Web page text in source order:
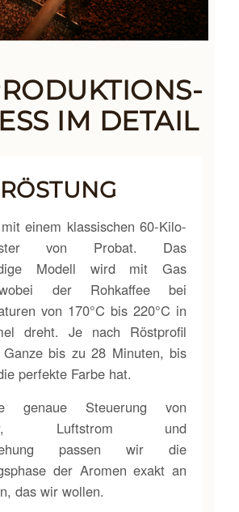
IM DETAIL
einem klassischen 60-Kilo-
von Probat. Das
Modell wird mit Gas
der Rohkaffee bei
von 170°C bis 220°C in
dreht. Je nach Röstprofil
bis zu 28 Minuten, bis
perfekte Farbe hat.
genaue Steuerung von
Luftstrom und
passen wir die
der Aromen exakt an
das wir wollen.